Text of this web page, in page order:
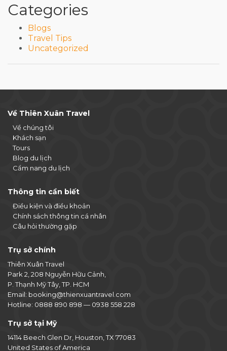
Categories
Blogs
Travel Tips
Uncategorized
Về Thiên Xuân Travel
Về chúng tôi
Khách sạn
Tours
Blog du lịch
Cẩm nang du lịch
Thông tin cần biết
Điều kiện và điều khoản
Chính sách thông tin cá nhân
Câu hỏi thường gặp
Trụ sở chính
Thiên Xuân Travel
Park 2, 208 Nguyễn Hữu Cảnh,
P. Thạnh Mỹ Tây, TP. HCM
Email: booking@thienxuantravel.com
Hotline: 0888 890 898 — 0938 558 228
Trụ sở tại Mỹ
14114 Beech Glen Dr, Houston, TX 77083
United States of America